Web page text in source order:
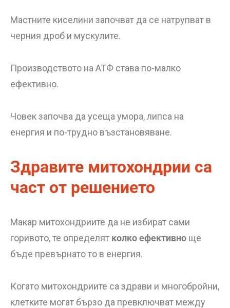
Мастните киселини започват да се натрупват в
черния дроб и мускулите.
Производството на АТФ става по-малко
ефективно.
Човек започва да усеща умора, липса на
енергия и по-трудно възстановяване.
Здравите митохондрии са
част от решението
Макар митохондриите да не избират сами
горивото, те определят колко ефективно ще
бъде превърнато то в енергия.
Когато митохондриите са здрави и многобройни,
клетките могат бързо да превключват между